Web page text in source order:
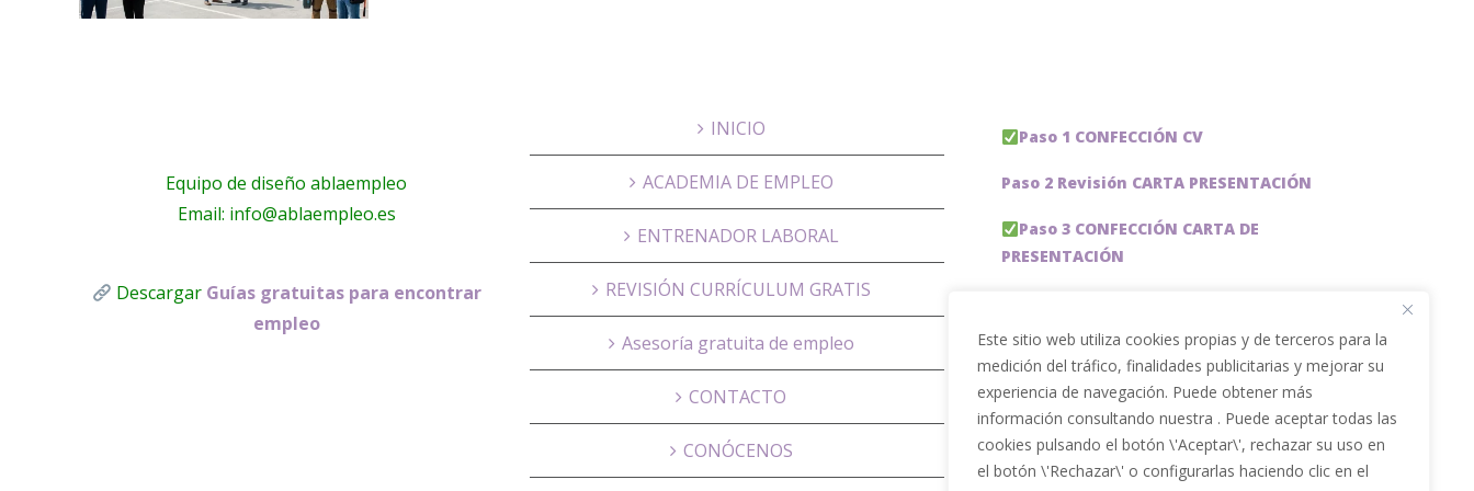
Este sitio web utiliza cookies propias y de terceros para la
medición del tráfico, finalidades publicitarias y mejorar su
experiencia de navegación. Puede obtener más
información consultando nuestra . Puede aceptar todas las
cookies pulsando el botón \'Aceptar\', rechazar su uso en
el botón \'Rechazar\' o configurarlas haciendo clic en el
Equipo de diseño ablaempleo
Email: info@ablaempleo.es
Descargar Guías gratuitas para encontrar
empleo
INICIO
ACADEMIA DE EMPLEO
ENTRENADOR LABORAL
REVISIÓN CURRÍCULUM GRATIS
Asesoría gratuita de empleo
CONTACTO
CONÓCENOS
Paso 1 CONFECCIÓN CV
Paso 2 Revisión CARTA PRESENTACIÓN
Paso 3 CONFECCIÓN CARTA DE
PRESENTACIÓN
Paso 5 OPTIMIZACIÓN PERFIL LINKEDIN
PACKS DE AHORRO
JOBAI, ASISTENTE DE IA PARA BUSCAR EMPLEO